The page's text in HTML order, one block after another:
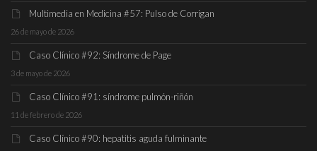
Multimedia en Medicina #57: Pulso de Corrigan
26 de mayo de 2026
Caso Clínico #92: Síndrome de Page
3 de mayo de 2026
Caso Clínico #91: síndrome pulmón-riñón
11 de febrero de 2026
Caso Clínico #90: hepatitis aguda fulminante